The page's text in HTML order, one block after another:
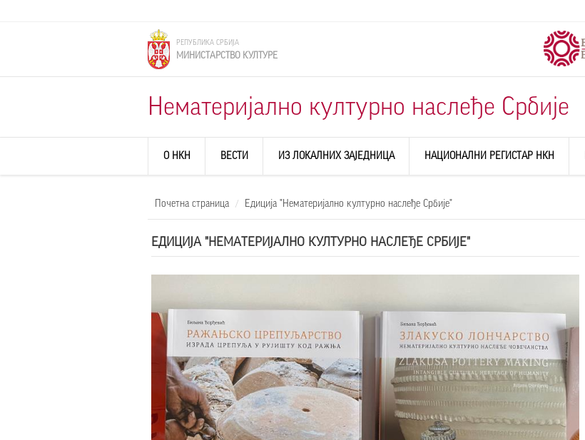
РЕПУБЛИКА СРБИЈА
МИНИСТАРСТВО КУЛТУРЕ
Нематеријално културно наслеђе Србије
О НКН ВЕСТИ ИЗ ЛОКАЛНИХ ЗАЈЕДНИЦА НАЦИОНАЛНИ РЕГИСТАР НКН
Почетна страница Едиција "Нематеријално културно наслеђе Србије"
ЕДИЦИЈА "НЕМАТЕРИЈАЛНО КУЛТУРНО НАСЛЕЂЕ СРБИЈЕ"